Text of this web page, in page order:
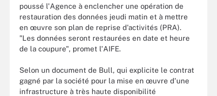
poussé l'Agence à enclencher une opération de
restauration des données jeudi matin et à mettre
en œuvre son plan de reprise d'activités (PRA).
"Les données seront restaurées en date et heure
de la coupure", promet l'AIFE.
Selon un document de Bull, qui explicite le contrat
gagné par la société pour la mise en œuvre d'une
infrastructure à très haute disponibilité